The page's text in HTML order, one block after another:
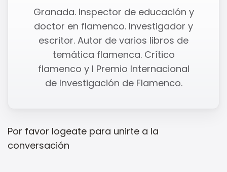
Granada. Inspector de educación y
doctor en flamenco. Investigador y
escritor. Autor de varios libros de
temática flamenca. Crítico
flamenco y I Premio Internacional
de Investigación de Flamenco.
Por favor logeate para unirte a la
conversación